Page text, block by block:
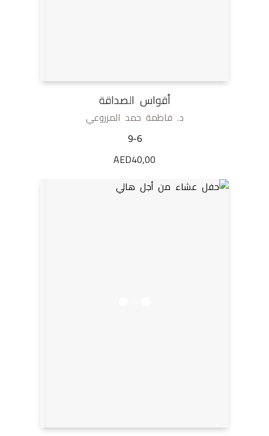
أقواس الصداقة
د. فاطمة حمد المزروعي
9-6
AED40,00